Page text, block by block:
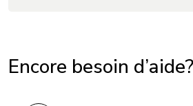
Encore besoin d’aide?